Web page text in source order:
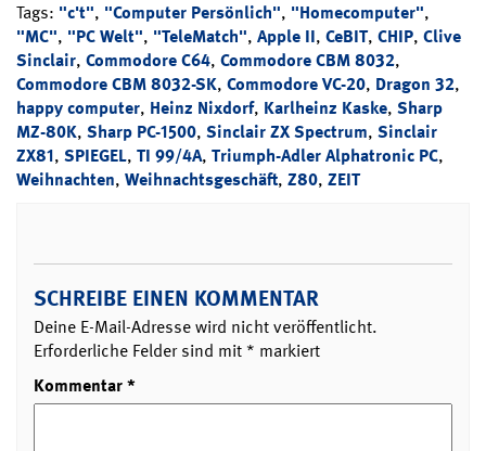
Tags: "c't", "Computer Persönlich", "Homecomputer",
"MC", "PC Welt", "TeleMatch", Apple II, CeBIT, CHIP, Clive
Sinclair, Commodore C64, Commodore CBM 8032,
Commodore CBM 8032-SK, Commodore VC-20, Dragon 32,
happy computer, Heinz Nixdorf, Karlheinz Kaske, Sharp
MZ-80K, Sharp PC-1500, Sinclair ZX Spectrum, Sinclair
ZX81, SPIEGEL, TI 99/4A, Triumph-Adler Alphatronic PC,
Weihnachten, Weihnachtsgeschäft, Z80, ZEIT
SCHREIBE EINEN KOMMENTAR
Deine E-Mail-Adresse wird nicht veröffentlicht.
Erforderliche Felder sind mit * markiert
Kommentar*